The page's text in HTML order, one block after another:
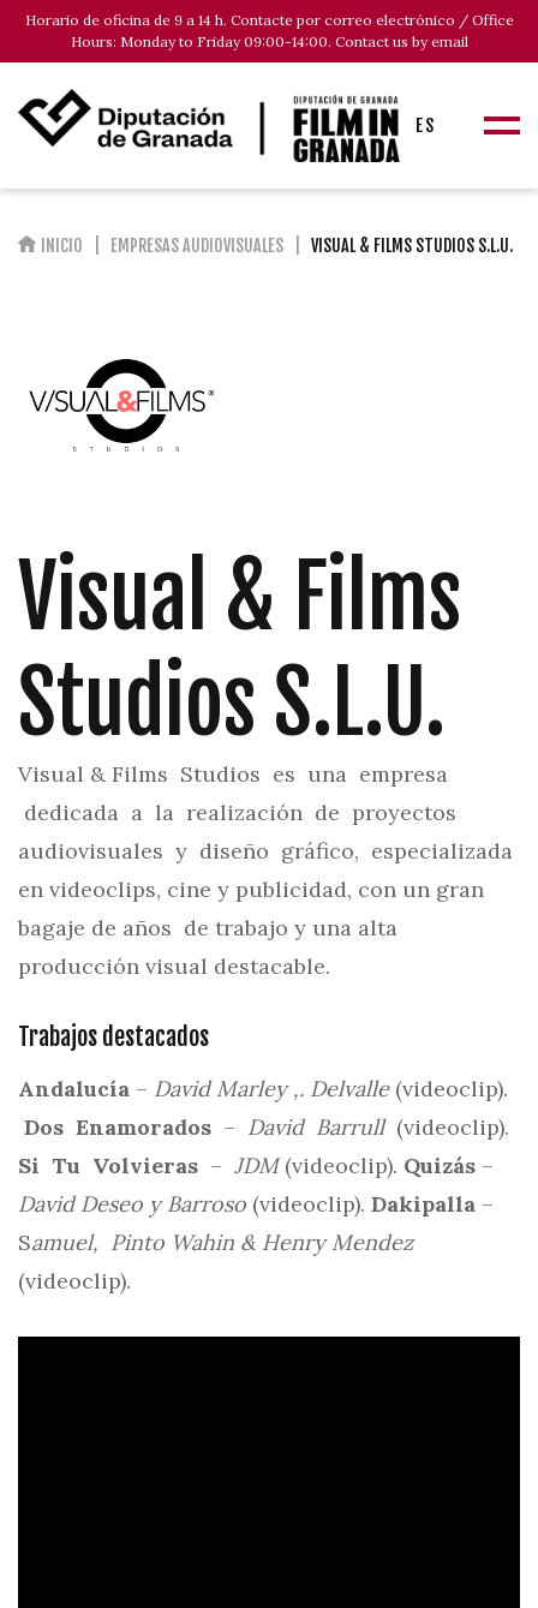
Horario de oficina de 9 a 14 h. Contacte por correo electrónico / Office
Hours: Monday to Friday 09:00-14:00. Contact us by email
ES
INICIO EMPRESAS AUDIOVISUALES VISUAL & FILMS STUDIOS S.L.U.
Visual & Films
Studios S.L.U.
Visual & Films Studios es una empresa
dedicada a la realización de proyectos
audiovisuales y diseño gráfico, especializada
en videoclips, cine y publicidad, con un gran
bagaje de años de trabajo y una alta
producción visual destacable.
Trabajos destacados
Andalucía – David Marley ,. Delvalle (videoclip).
Dos Enamorados – David Barrull (videoclip).
Si Tu Volvieras – JDM (videoclip). Quizás –
David Deseo y Barroso (videoclip). Dakipalla –
Samuel, Pinto Wahin & Henry Mendez
(videoclip).